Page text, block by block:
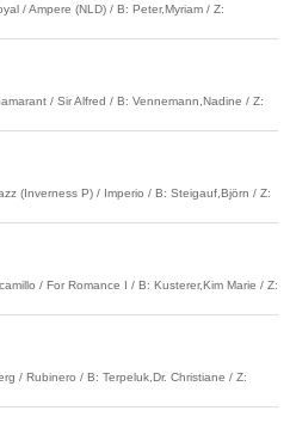
/ Ampere (NLD) / B: Peter,Myriam / Z:
/ Sir Alfred / B: Vennemann,Nadine / Z:
(Inverness P) / Imperio / B: Steigauf,Björn / Z:
/ For Romance I / B: Kusterer,Kim Marie / Z:
/ Rubinero / B: Terpeluk,Dr. Christiane / Z: